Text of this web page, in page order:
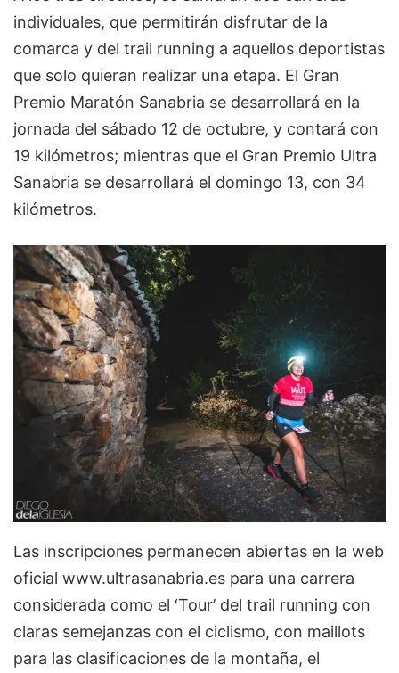
individuales, que permitirán disfrutar de la
comarca y del trail running a aquellos deportistas
que solo quieran realizar una etapa. El Gran
Premio Maratón Sanabria se desarrollará en la
jornada del sábado 12 de octubre, y contará con
19 kilómetros; mientras que el Gran Premio Ultra
Sanabria se desarrollará el domingo 13, con 34
kilómetros.
Las inscripciones permanecen abiertas en la web
oficial www.ultrasanabria.es para una carrera
considerada como el ‘Tour’ del trail running con
claras semejanzas con el ciclismo, con maillots
para las clasificaciones de la montaña, el